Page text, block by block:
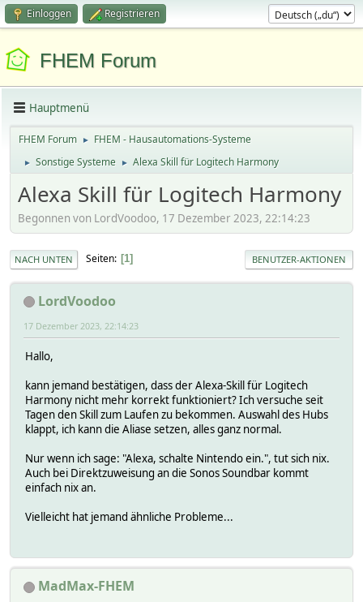
Einloggen Registrieren
FHEM Forum
Hauptmenü
FHEM Forum ► FHEM - Hausautomations-Systeme
► Sonstige Systeme ► Alexa Skill für Logitech Harmony
Alexa Skill für Logitech Harmony
Begonnen von LordVoodoo, 17 Dezember 2023, 22:14:23
NACH UNTEN Seiten 1 BENUTZER-AKTIONEN
LordVoodoo
17 Dezember 2023, 22:14:23
Hallo,
kann jemand bestätigen, dass der Alexa-Skill für Logitech
Harmony nicht mehr korrekt funktioniert? Ich versuche seit
Tagen den Skill zum Laufen zu bekommen. Auswahl des Hubs
klappt, ich kann die Aliase setzen, alles ganz normal.
Nur wenn ich sage: "Alexa, schalte Nintendo ein.", tut sich nix.
Auch bei Direktzuweisung an die Sonos Soundbar kommt
einfach nix an.
Vielleicht hat jemand ähnliche Probleme...
MadMax-FHEM